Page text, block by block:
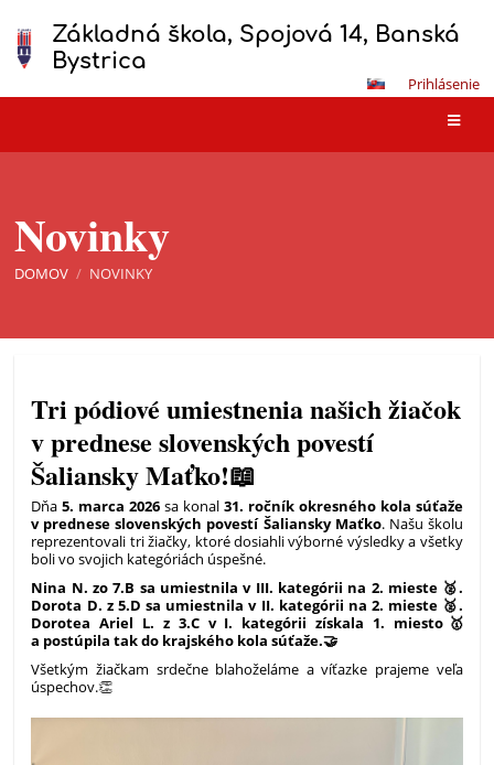
Základná škola, Spojová 14, Banská
Bystrica
Prihlásenie
Novinky
DOMOV / NOVINKY
Tri pódiové umiestnenia našich žiačok
v prednese slovenských povestí
Šaliansky Maťko!📖
Dňa5. marca 2026 sa konal 31. ročník okresného kola súťaže
v prednese slovenských povestí Šaliansky Maťko. Našu školu
reprezentovali tri žiačky, ktoré dosiahli výborné výsledky a všetky
boli vo svojich kategóriách úspešné.
Nina N. zo 7.B sa umiestnila v III. kategórii na 2. mieste 🥈.
Dorota D. z 5.D sa umiestnila v II. kategórii na 2. mieste 🥈.
Dorotea Ariel L. z 3.C v I. kategórii získala 1. miesto🥇
a postúpila tak do krajského kola súťaže.🤝
Všetkým žiačkam srdečne blahoželáme a víťazke prajeme veľa
úspechov.👏